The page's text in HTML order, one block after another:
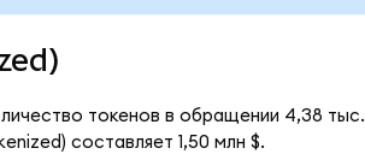
токенов в обращении 4,38 тыс.
составляет 1,50 млн $.